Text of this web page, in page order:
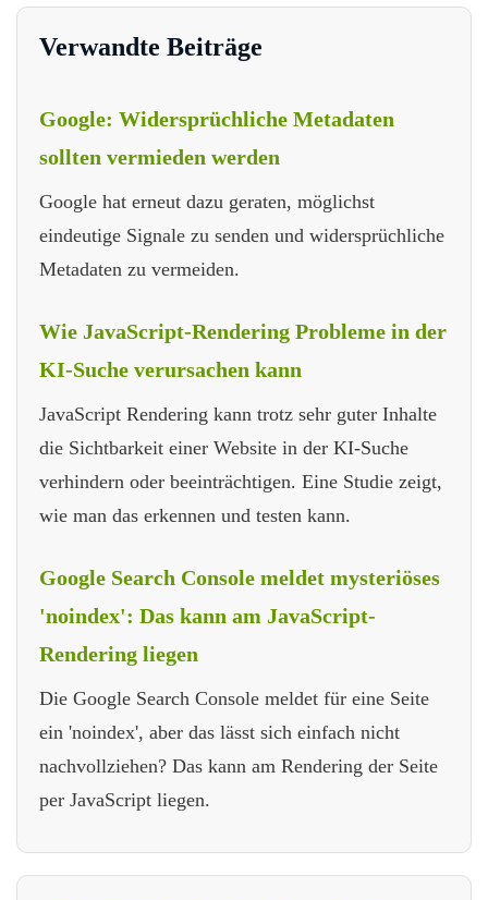
Verwandte Beiträge
Google: Widersprüchliche Metadaten
sollten vermieden werden
Google hat erneut dazu geraten, möglichst
eindeutige Signale zu senden und widersprüchliche
Metadaten zu vermeiden.
Wie JavaScript-Rendering Probleme in der
KI-Suche verursachen kann
JavaScript Rendering kann trotz sehr guter Inhalte
die Sichtbarkeit einer Website in der KI-Suche
verhindern oder beeinträchtigen. Eine Studie zeigt,
wie man das erkennen und testen kann.
Google Search Console meldet mysteriöses
'noindex': Das kann am JavaScript-
Rendering liegen
Die Google Search Console meldet für eine Seite
ein 'noindex', aber das lässt sich einfach nicht
nachvollziehen? Das kann am Rendering der Seite
per JavaScript liegen.